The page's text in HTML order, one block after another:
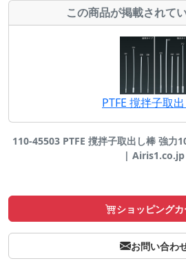
この商品が掲載されて
PTFE 撹拌子取
110-45503 PTFE 撹拌子取出し棒 強力
| Airis1.co.jp
ショッピングカ
お問い合わ